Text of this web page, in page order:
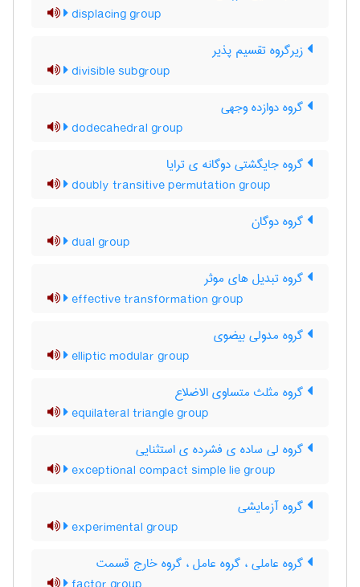
displacing group
زیرگروه تقسیم پذیر
divisible subgroup
گروه دوازده وجهی
dodecahedral group
گروه جایگشتی دوگانه ی ترایا
doubly transitive permutation group
گروه دوگان
dual group
گروه تبدیل های موثر
effective transformation group
گروه مدولی بیضوی
elliptic modular group
گروه مثلث متساوی الاضلاع
equilateral triangle group
گروه لی ساده ی فشرده ی استثنایی
exceptional compact simple lie group
گروه آزمایشی
experimental group
گروه عاملی ، گروه عامل ، گروه خارج قسمت